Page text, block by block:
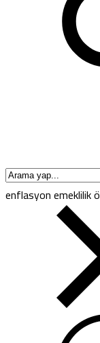
enflasyonemeklilik